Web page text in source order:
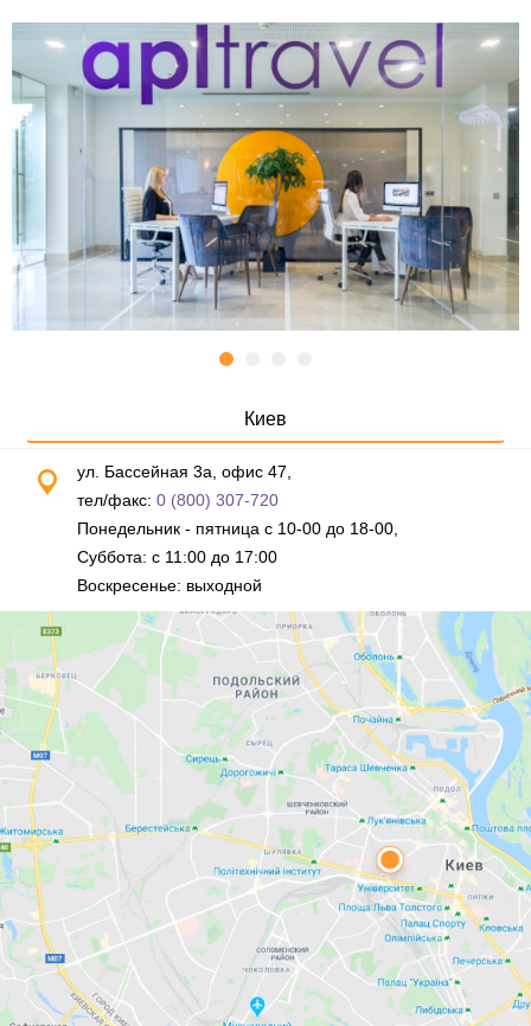
Киев
ул. Бассейная 3а, офис 47,
тел/факс: 0 (800) 307-720
Понедельник - пятница с 10-00 до 18-00,
Суббота: с 11:00 до 17:00
Воскресенье: выходной